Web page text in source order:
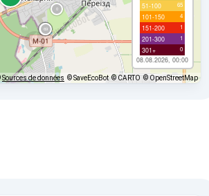
51-100 65
101-150 4
151-200 1
201-300 1
301+ 0
08.08.2026, 00:00
Sources de données © SaveEcoBot © CARTO © OpenStreetMap